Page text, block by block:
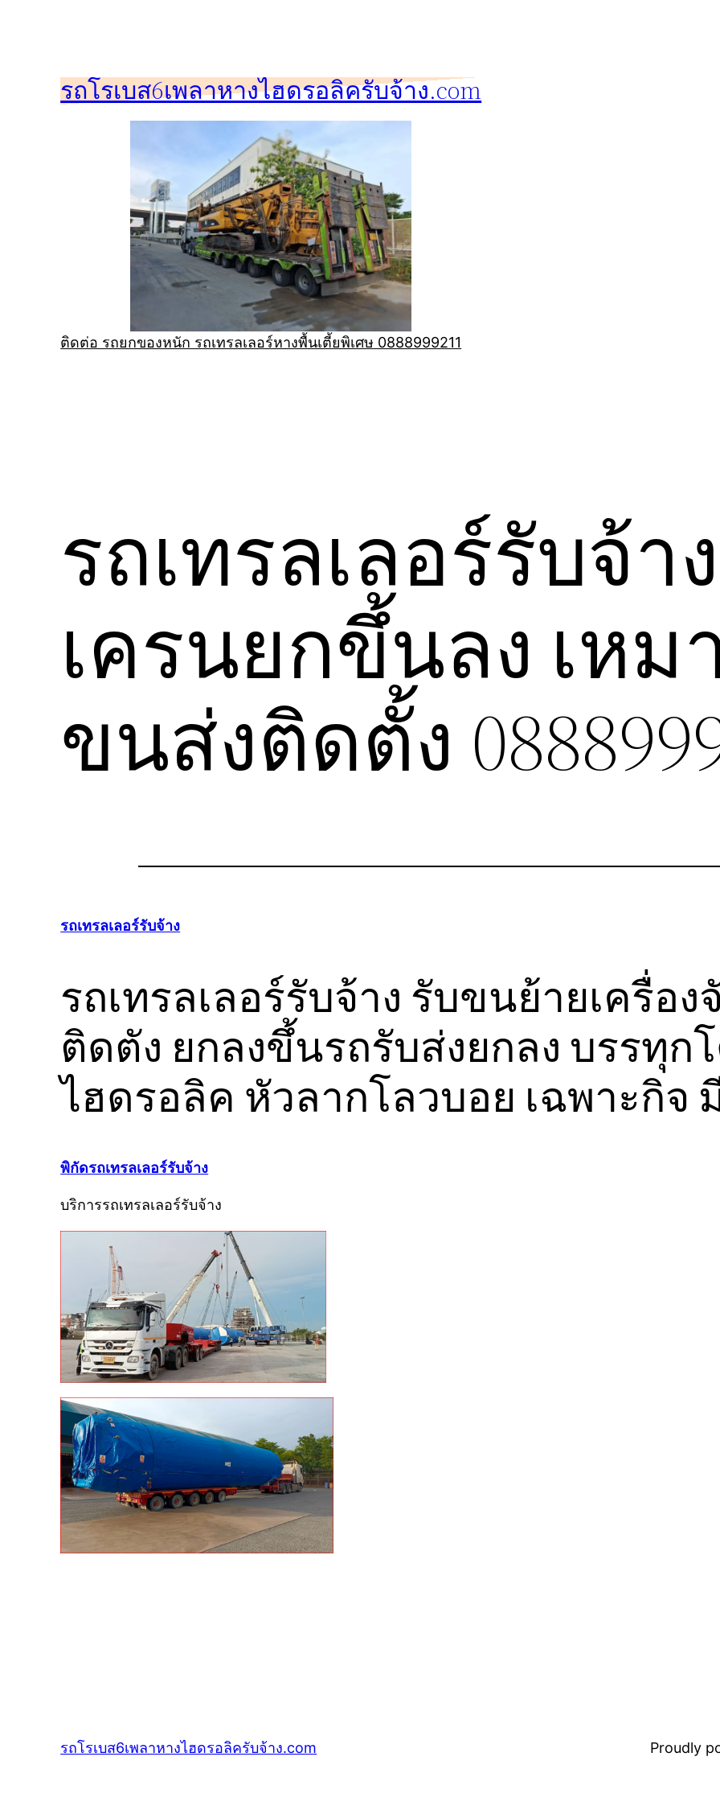
รถโรเบส6เพลาหางไฮดรอลิครับจ้าง.com
ติดต่อ รถยกของหนัก รถเทรลเลอร์หางพื้นเตี้ยพิเศษ 0888999211
รถเทรลเลอร์รับจ้าง
เครนยกขึ้นลง เหม
ขนส่งติดตั้ง
รถเทรลเลอร์รับจ้าง
รถเทรลเลอร์รับจ้าง รับขนย้ายเครื่อ
ติดตัง ยกลงขึ้นรถรับส่งยกลง บรรทุก
ไฮดรอลิค หัวลากโลวบอย เฉพาะกิจ
พิกัดรถเทรลเลอร์รับจ้าง
บริการรถเทรลเลอร์รับจ้าง
รถโรเบส6เพลาหางไฮดรอลิครับจ้าง.com Proudly